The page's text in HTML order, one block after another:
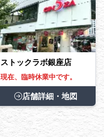
ストックラボ銀座店
現在、臨時休業中です。
店舗詳細・地図